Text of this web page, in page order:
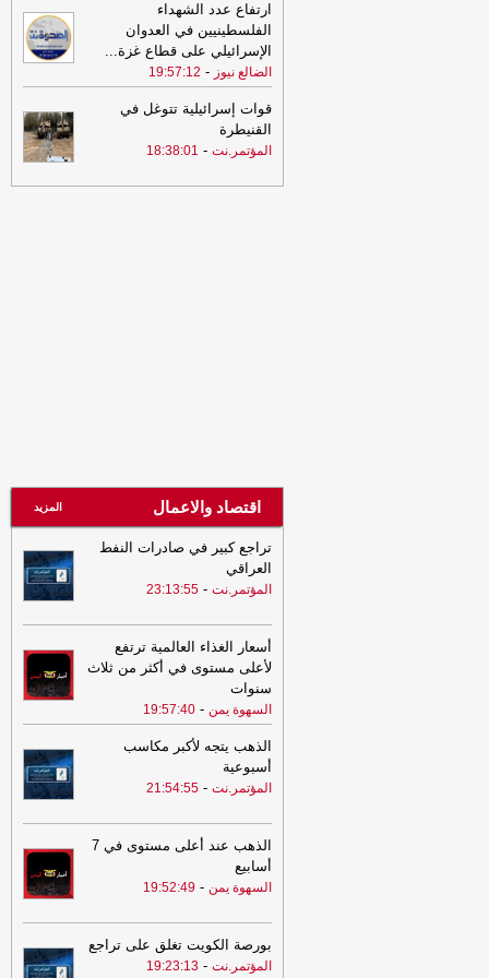
السهوة يمن
20:37
علامة واحدة تكشف جودة العسل
الطبيعي-المؤتمر.نت
20:21
1666 انتهاكاً إسرائيلياً بحق
التجمعات البدوية بالضفة-المؤتمر.نت
ارتفاع عدد الشهداء
الفلسطينيين في العدوان
الإسرائيلي على قطاع غزة...
الضالع نيوز -
19:57:12
قوات إسرائيلية تتوغل في
القنيطرة
المؤتمر.نت -
18:38:01
اقتصاد والاعمال المزيد
تراجع كبير في صادرات النفط
العراقي
المؤتمر.نت -
23:13:55
أسعار الغذاء العالمية ترتفع
لأعلى مستوى في أكثر من ثلاث
سنوات
السهوة يمن -
19:57:40
الذهب يتجه لأكبر مكاسب
أسبوعية
المؤتمر.نت -
21:54:55
الذهب عند أعلى مستوى في 7
أسابيع
السهوة يمن -
19:52:49
بورصة الكويت تغلق على تراجع
المؤتمر.نت -
19:23:13